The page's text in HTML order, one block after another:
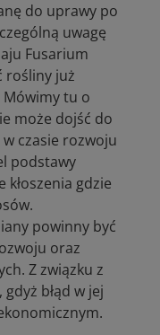
do uprawy po
uwagę
Fusarium
rośliny już
tu o
może dojść do
czasie rozwoju
podstawy
kłoszenia gdzie
powinny być
oraz
Z związku z
błąd w jej